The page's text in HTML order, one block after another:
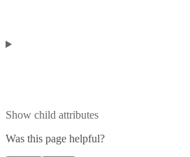
Show child attributes
Was this page helpful?